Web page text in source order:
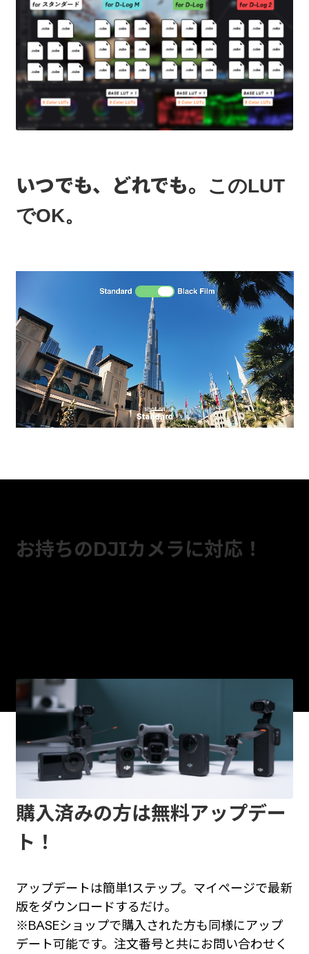
いつでも、どれでも。
このLUT
でOK。
お持ちのDJIカメラに対応！
購入済みの方は無料アップデー
ト！
アップデートは簡単1ステップ。マイページで最新
版をダウンロードするだけ。
※BASEショップで購入された方も同様にアップ
デート可能です。注文番号と共にお問い合わせく